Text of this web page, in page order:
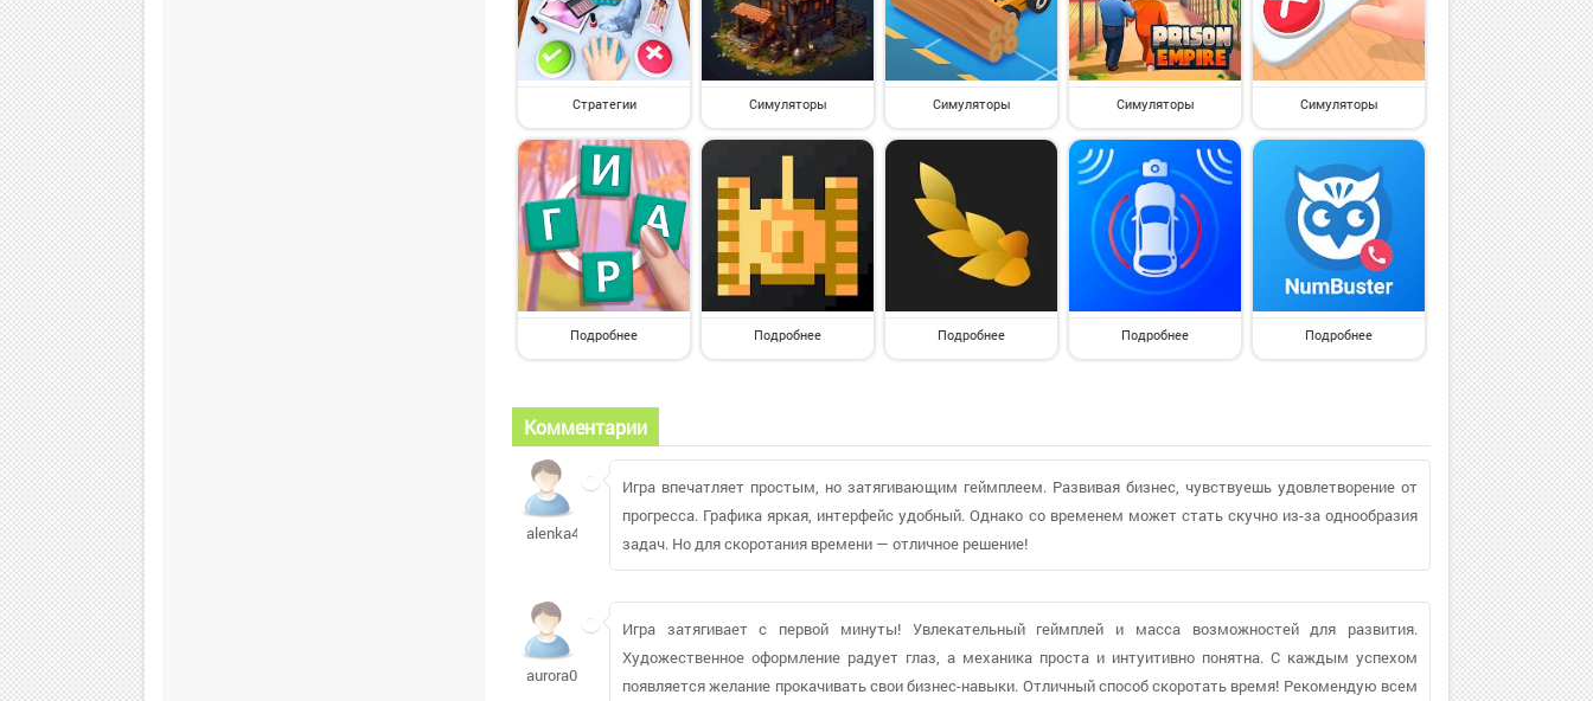
Стратегии Симуляторы Симуляторы Симуляторы Симуляторы
Подробнее Подробнее Подробнее Подробнее Подробнее
Комментарии
alenka4679
Игра впечатляет простым, но затягивающим геймплеем. Развивая бизнес, чувствуешь удовлетворение от
прогресса. Графика яркая, интерфейс удобный. Однако со временем может стать скучно из-за однообразия
задач. Но для скоротания времени — отличное решение!
aurora0527
Игра затягивает с первой минуты! Увлекательный геймплей и масса возможностей для развития.
Художественное оформление радует глаз, а механика проста и интуитивно понятна. С каждым успехом
появляется желание прокачивать свои бизнес-навыки. Отличный способ скоротать время! Рекомендую всем